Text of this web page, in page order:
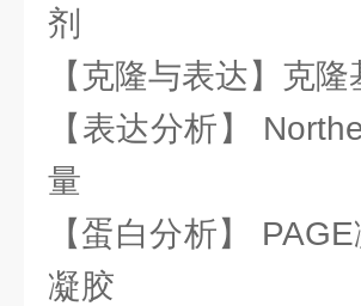
剂
【克隆与表达】克
【表达分析】
量
【蛋白分析】
凝胶